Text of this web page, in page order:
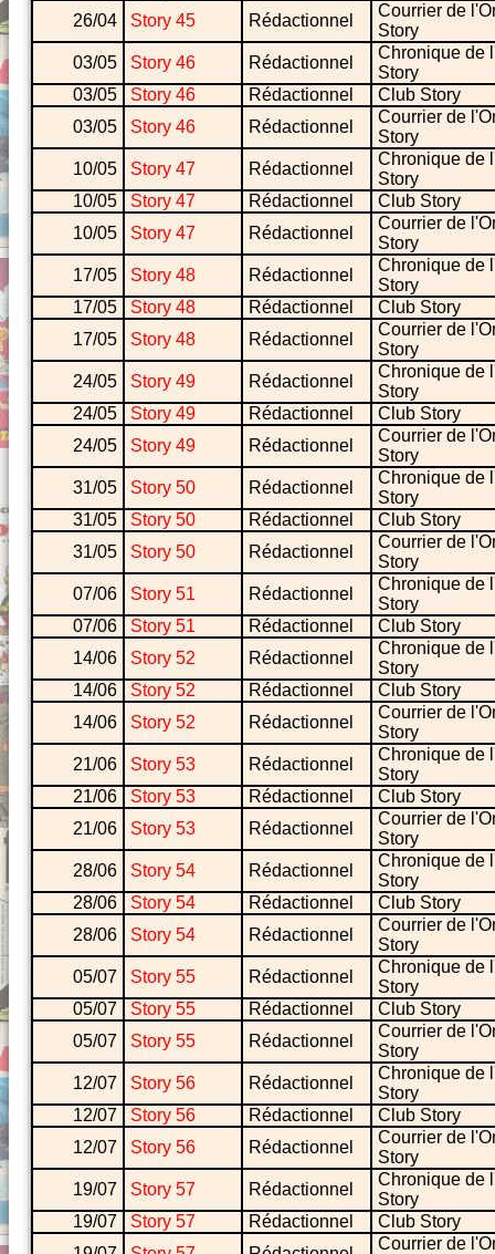
26/04
Story 45 Rédactionnel
Courrier de
Story
03/05
Story 46 Rédactionnel
Chronique de
Story
03/05
Story 46 Rédactionnel
Club Story
03/05
Story 46 Rédactionnel
Courrier de
Story
10/05
Story 47 Rédactionnel
Chronique de
Story
10/05
Story 47 Rédactionnel
Club Story
10/05
Story 47 Rédactionnel
Courrier de
Story
17/05
Story 48 Rédactionnel
Chronique de
Story
17/05
Story 48 Rédactionnel
Club Story
17/05
Story 48 Rédactionnel
Courrier de
Story
24/05
Story 49 Rédactionnel
Chronique de
Story
24/05
Story 49 Rédactionnel
Club Story
24/05
Story 49 Rédactionnel
Courrier de
Story
31/05
Story 50 Rédactionnel
Chronique de
Story
31/05
Story 50 Rédactionnel
Club Story
31/05
Story 50 Rédactionnel
Courrier de
Story
07/06
Story 51 Rédactionnel
Chronique de
Story
07/06
Story 51 Rédactionnel
Club Story
14/06
Story 52 Rédactionnel
Chronique de
Story
14/06
Story 52 Rédactionnel
Club Story
14/06
Story 52 Rédactionnel
Courrier de
Story
21/06
Story 53 Rédactionnel
Chronique de
Story
21/06
Story 53 Rédactionnel
Club Story
21/06
Story 53 Rédactionnel
Courrier de
Story
28/06
Story 54 Rédactionnel
Chronique de
Story
28/06
Story 54 Rédactionnel
Club Story
28/06
Story 54 Rédactionnel
Courrier de
Story
05/07
Story 55 Rédactionnel
Chronique de
Story
05/07
Story 55 Rédactionnel
Club Story
05/07
Story 55 Rédactionnel
Courrier de
Story
12/07
Story 56 Rédactionnel
Chronique de
Story
12/07
Story 56 Rédactionnel
Club Story
12/07
Story 56 Rédactionnel
Courrier de
Story
19/07
Story 57 Rédactionnel
Chronique de
Story
19/07
Story 57 Rédactionnel
Club Story
Courrier de